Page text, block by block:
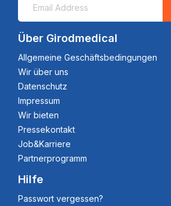
Über Girodmedical
Allgemeine Geschäftsbedingungen
Wir über uns
Datenschutz
Impressum
Wir bieten
Pressekontakt
Job&Karriere
Partnerprogramm
Hilfe
Passwort vergessen?